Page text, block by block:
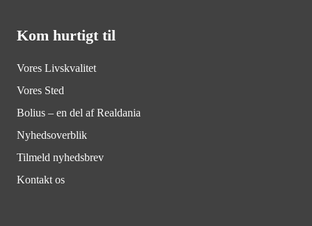
Kom hurtigt til
Vores Livskvalitet
Vores Sted
Bolius – en del af Realdania
Nyhedsoverblik
Tilmeld nyhedsbrev
Kontakt os